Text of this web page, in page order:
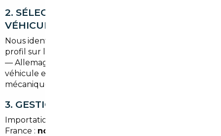
2. SÉLECTION ET VÉRIFICATION DU
VÉHICULE
Nous identifions des véhicules correspondant à votre
profil sur les marchés européens les plus compétitifs
— Allemagne, Belgique, Espagne, Pays-Bas. Chaque
véhicule est contrôlé : historique, kilométrage, état
mécanique, absence de gage ou de sinistre déclaré.
3. GESTION COMPLÈTE DES DÉMARCHES
Importation, homologation, immatriculation en
France : nous gérons l'intégralité des formalités